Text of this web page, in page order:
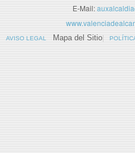
E-Mail:
AVISO LEGAL Mapa del Sitio